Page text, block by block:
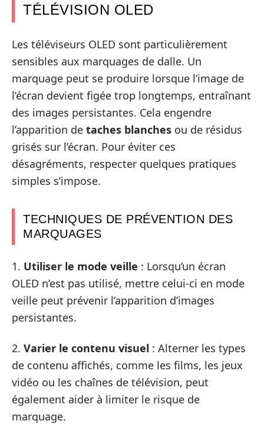
TÉLÉVISION OLED
Les téléviseurs OLED sont particulièrement
sensibles aux marquages de dalle. Un
marquage peut se produire lorsque l’image de
l’écran devient figée trop longtemps, entraînant
des images persistantes. Cela engendre
l’apparition de taches blanches ou de résidus
grisés sur l’écran. Pour éviter ces
désagréments, respecter quelques pratiques
simples s’impose.
TECHNIQUES DE PRÉVENTION DES
MARQUAGES
1. Utiliser le mode veille : Lorsqu’un écran
OLED n’est pas utilisé, mettre celui-ci en mode
veille peut prévenir l’apparition d’images
persistantes.
2. Varier le contenu visuel : Alterner les types
de contenu affichés, comme les films, les jeux
vidéo ou les chaînes de télévision, peut
également aider à limiter le risque de
marquage.